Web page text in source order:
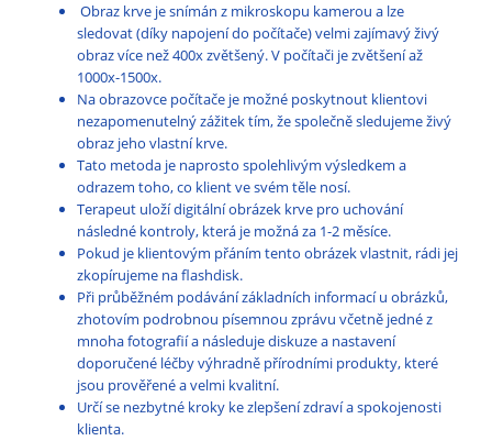
Obraz krve je snímán z mikroskopu kamerou a lze
sledovat (díky napojení do počítače) velmi zajímavý živý
obraz více než 400x zvětšený. V počítači je zvětšení až
1000x-1500x.
Na obrazovce počítače je možné poskytnout klientovi
nezapomenutelný zážitek tím, že společně sledujeme živý
obraz jeho vlastní krve.
Tato metoda je naprosto spolehlivým výsledkem a
odrazem toho, co klient ve svém těle nosí.
Terapeut uloží digitální obrázek krve pro uchování
následné kontroly, která je možná za 1-2 měsíce.
Pokud je klientovým přáním tento obrázek vlastnit, rádi jej
zkopírujeme na flashdisk.
Při průběžném podávání základních informací u obrázků,
zhotovím podrobnou písemnou zprávu včetně jedné z
mnoha fotografií a následuje diskuze a nastavení
doporučené léčby výhradně přírodními produkty, které
jsou prověřené a velmi kvalitní.
Určí se nezbytné kroky ke zlepšení zdraví a spokojenosti
klienta.